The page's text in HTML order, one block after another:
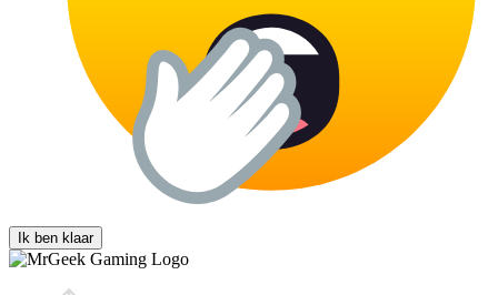
Ik ben klaar